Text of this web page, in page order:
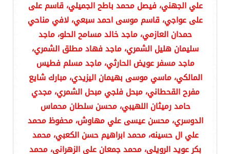
علي الجهني، فيصل محمد باطح الجميلي، قاسم على
على عواجي، قاسم موسى احمد سبعي، لافي مناحي
حمدان العازمي، ماجد خالد مسامح الحلو، ماجد
سليمان هليل الشمري، ماجد فهاد مطلق الشمري،
ماجد مسفر عويض الحارثي، ماجد مسلم فطيس
المالكي، ماسي موسى بهيمان اليزيدي، مبارك شايع
مفرح القحطاني، مبحل فلجي مبحل الشمري، مجدي
حامد رميثان اللهيبي، محسن سلطان محماس
الدوسري، محسن عيسى علي مهاوش، محفوظ محمد
علي ال حسينه، محمد ابراهيم حسن الكعبي، محمد
بكر عويد الرويلي، محمد جمعان علي الزهراني، محمد